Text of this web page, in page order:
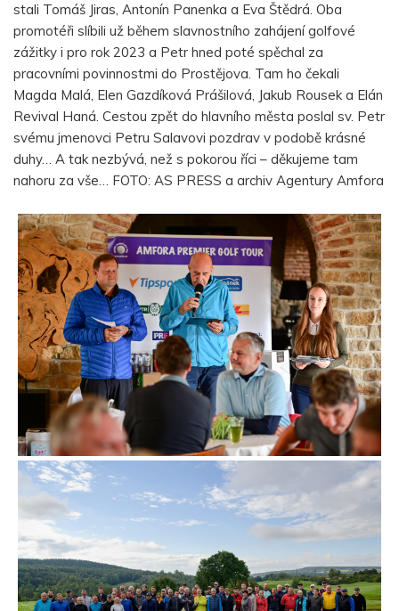
stali Tomáš Jiras, Antonín Panenka a Eva Štědrá. Oba
promotéři slíbili už během slavnostního zahájení golfové
zážitky i pro rok 2023 a Petr hned poté spěchal za
pracovními povinnostmi do Prostějova. Tam ho čekali
Magda Malá, Elen Gazdíková Prášilová, Jakub Rousek a Elán
Revival Haná. Cestou zpět do hlavního města poslal sv. Petr
svému jmenovci Petru Salavovi pozdrav v podobě krásné
duhy… A tak nezbývá, než s pokorou říci – děkujeme tam
nahoru za vše… FOTO: AS PRESS a archiv Agentury Amfora